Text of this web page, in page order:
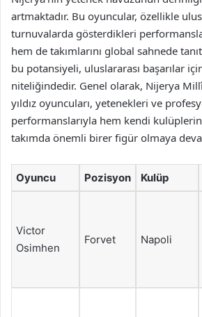
artmaktadır. Bu oyuncular, özellikle
turnuvalarda gösterdikleri
hem de takımlarını global sahnede
bu potansiyeli, uluslararası başarılar
niteliğindedir. Genel olarak, Nijerya Millî
yıldız oyuncuları, yetenekleri ve
performanslarıyla hem kendi
takımda önemli birer figür olmaya
Oyuncu Pozisyon Kulüp
Victor
Osimhen
Forvet Napoli